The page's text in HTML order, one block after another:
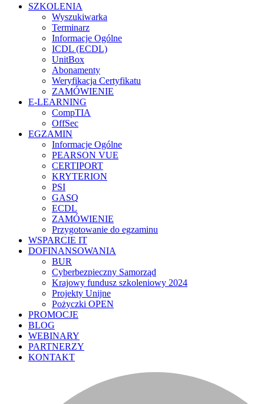
SZKOLENIA
Wyszukiwarka
Terminarz
Informacje Ogólne
ICDL (ECDL)
UnitBox
Abonamenty
Weryfikacja Certyfikatu
ZAMÓWIENIE
E-LEARNING
CompTIA
OffSec
EGZAMIN
Informacje Ogólne
PEARSON VUE
CERTIPORT
KRYTERION
PSI
GASQ
ECDL
ZAMÓWIENIE
Przygotowanie do egzaminu
WSPARCIE IT
DOFINANSOWANIA
BUR
Cyberbezpieczny Samorząd
Krajowy fundusz szkoleniowy 2024
Projekty Unijne
Pożyczki OPEN
PROMOCJE
BLOG
WEBINARY
PARTNERZY
KONTAKT